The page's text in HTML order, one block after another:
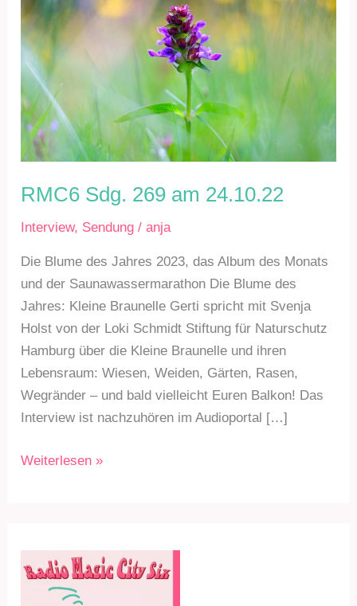
RMC6 Sdg. 269 am 24.10.22
Interview, Sendung /anja
Die Blume des Jahres 2023, das Album des Monats
und der Saunawassermarathon Die Blume des
Jahres: Kleine Braunelle Gerti spricht mit Svenja
Holst von der Loki Schmidt Stiftung für Naturschutz
Hamburg über die Kleine Braunelle und ihren
Lebensraum: Wiesen, Weiden, Gärten, Rasen,
Wegränder – und bald vielleicht Euren Balkon! Das
Interview ist nachzuhören im Audioportal […]
RMC6
24.10.22
Weiterlesen »